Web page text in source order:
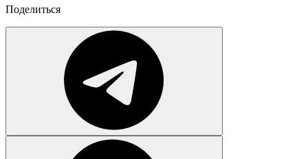
Поделиться